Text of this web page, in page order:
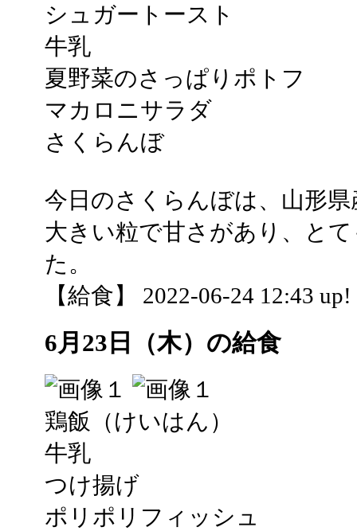
シュガートースト
牛乳
夏野菜のさっぱりポトフ
マカロニサラダ
さくらんぼ
今日のさくらんぼは、山形
大きい粒で甘さがあり、と
た。
【給食】 2022-06-24 12:43 up!
6月23日（木）の給食
鶏飯（けいはん）
牛乳
つけ揚げ
ポリポリフィッシュ